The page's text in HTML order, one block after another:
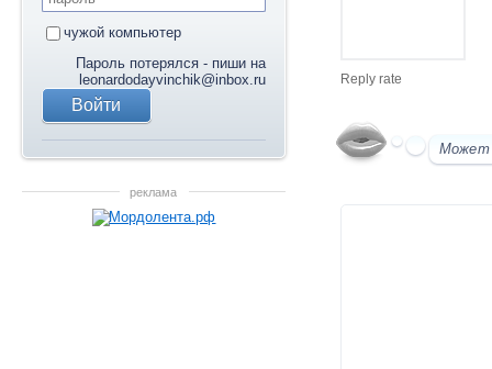
Reply rate
чужой компьютер
Пароль потерялся - пиши на
leonardodayvinchik@inbox.ru
реклама